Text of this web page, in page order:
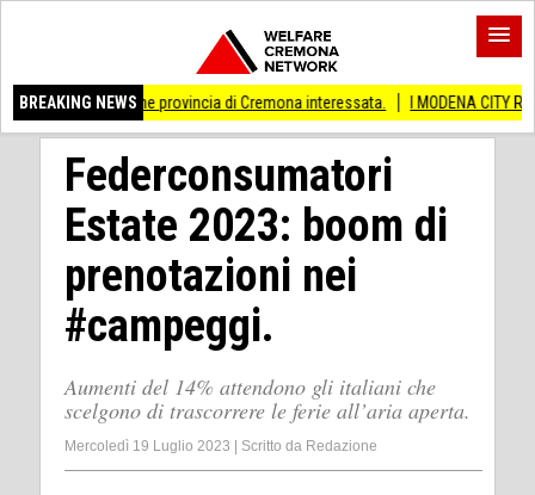
BREAKING NEWS
Anche provincia di Cremona interessata. I MODENA CITY RAMBLERS
Federconsumatori
Estate 2023: boom di
prenotazioni nei
#campeggi.
Aumenti del 14% attendono gli italiani che
scelgono di trascorrere le ferie all’aria aperta.
Mercoledì 19 Luglio 2023 Scritto da Redazione